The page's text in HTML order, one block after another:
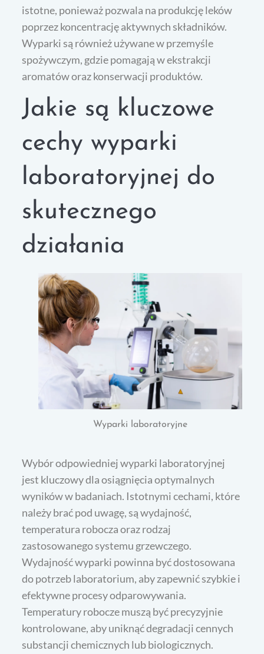
istotne, ponieważ pozwala na produkcję leków
poprzez koncentrację aktywnych składników.
Wyparki są również używane w przemyśle
spożywczym, gdzie pomagają w ekstrakcji
aromatów oraz konserwacji produktów.
Jakie są kluczowe
cechy wyparki
laboratoryjnej do
skutecznego
działania
Wyparki laboratoryjne
Wybór odpowiedniej wyparki laboratoryjnej
jest kluczowy dla osiągnięcia optymalnych
wyników w badaniach. Istotnymi cechami, które
należy brać pod uwagę, są wydajność,
temperatura robocza oraz rodzaj
zastosowanego systemu grzewczego.
Wydajność wyparki powinna być dostosowana
do potrzeb laboratorium, aby zapewnić szybkie i
efektywne procesy odparowywania.
Temperatury robocze muszą być precyzyjnie
kontrolowane, aby uniknąć degradacji cennych
substancji chemicznych lub biologicznych.